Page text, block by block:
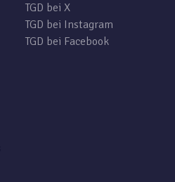
TGD bei X
TGD bei Instagram
TGD bei Facebook